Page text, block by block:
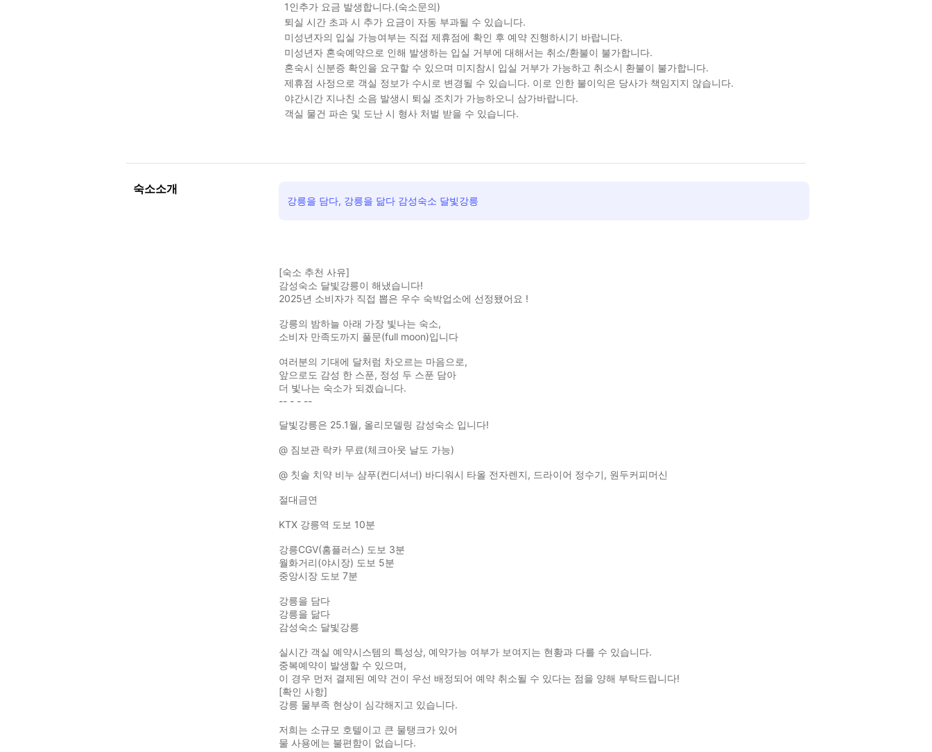
1인추가 요금 발생합니다.(숙소문의)
퇴실 시간 초과 시 추가 요금이 자동 부과될 수 있습니다.
미성년자의 입실 가능여부는 직접 제휴점에 확인 후 예약 진행하시기 바랍니다.
미성년자 혼숙예약으로 인해 발생하는 입실 거부에 대해서는 취소/환불이 불가합니다.
혼숙시 신분증 확인을 요구할 수 있으며 미지참시 입실 거부가 가능하고 취소시 환불이 불가합니다.
제휴점 사정으로 객실 정보가 수시로 변경될 수 있습니다. 이로 인한 불이익은 당사가 책임지지 않습니다.
야간시간 지나친 소음 발생시 퇴실 조치가 가능하오니 삼가바랍니다.
객실 물건 파손 및 도난 시 형사 처벌 받을 수 있습니다.
숙소소개
강릉을 담다, 강릉을 닮다 감성숙소 달빛강릉
[숙소 추천 사유]
감성숙소 달빛강릉이 해냈습니다!
2025년 소비자가 직접 뽑은 우수 숙박업소에 선정됐어요 !
강릉의 밤하늘 아래 가장 빛나는 숙소,
소비자 만족도까지 풀문(full moon)입니다
여러분의 기대에 달처럼 차오르는 마음으로,
앞으로도 감성 한 스푼, 정성 두 스푼 담아
더 빛나는 숙소가 되겠습니다.
-- - - --
달빛강릉은 25.1월, 올리모델링 감성숙소 입니다!
@ 짐보관 락카 무료(체크아웃 날도 가능)
@ 칫솔 치약 비누 샴푸(컨디셔너) 바디워시 타올 전자렌지, 드라이어 정수기, 원두커피머신
절대금연
KTX 강릉역 도보 10분
강릉CGV(홈플러스) 도보 3분
월화거리(야시장) 도보 5분
중앙시장 도보 7분
강릉을 담다
강릉을 닮다
감성숙소 달빛강릉
실시간 객실 예약시스템의 특성상, 예약가능 여부가 보여지는 현황과 다를 수 있습니다.
중복예약이 발생할 수 있으며,
이 경우 먼저 결제된 예약 건이 우선 배정되어 예약 취소될 수 있다는 점을 양해 부탁드립니다!
[확인 사항]
강릉 물부족 현상이 심각해지고 있습니다.
저희는 소규모 호텔이고 큰 물탱크가 있어
물 사용에는 불편함이 없습니다.